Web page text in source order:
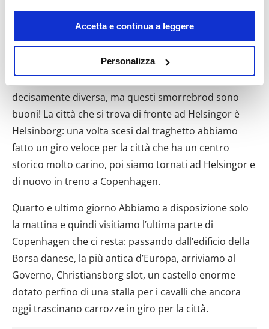
momento dalla Dichiarazione sui cookie o facendo clic
sull'icona di attivazione della privacy.
raccogliere informazioni sulla tua posizione
geografica, con un'approssimazione di qualche
metro,
Identificare il tuo dispositivo, scansionandolo
attivamente alla ricerca di caratteristiche specifiche
(impronte digitali).
Approfondisci come vengono elaborati i tuoi dati personali
e imposta le tue preferenze nella
. Puoi
modificare o ritirare il tuo consenso in qualsiasi momento
dalla Dichiarazione sui cookie.
Utilizziamo i cookie per personalizzare contenuti ed
annunci, per fornire funzionalità dei social media e per
analizzare il nostro traffico. Condividiamo inoltre
informazioni sul modo in cui utilizzi il nostro sito con i
nostri partner che si occupano di analisi dei dati web,
pubblicità e social media, i quali potrebbero combinarle
con altre informazioni che hai fornito loro o che hanno
Accetta e continua a leggere
Personalizza
Nella cittadina di Helsingor siamo riusciti finalmente
ad assaggiare il piatto tipico danese: gli smorrebrod!
Sono composti da una fetta di pane nero e una
grande varietà di condimenti: dalle uova ai gamberetti
al prosciutto alle aringhe… La cucina italiana è
decisamente diversa, ma questi smorrebrod sono
buoni! La città che si trova di fronte ad Helsingor è
Helsinborg: una volta scesi dal traghetto abbiamo
fatto un giro veloce per la città che ha un centro
storico molto carino, poi siamo tornati ad Helsingor e
di nuovo in treno a Copenhagen.
Quarto e ultimo giorno Abbiamo a disposizione solo
la mattina e quindi visitiamo l’ultima parte di
Copenhagen che ci resta: passando dall’edificio della
Borsa danese, la più antica d’Europa, arriviamo al
Governo, Christiansborg slot, un castello enorme
dotato perfino di una stalla per i cavalli che ancora
oggi trascinano carrozze in giro per la città.